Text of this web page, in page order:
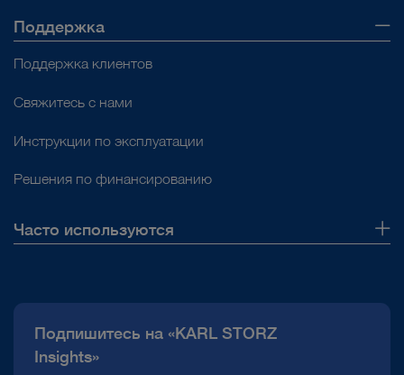
Поддержка
Поддержка клиентов
Свяжитесь с нами
Инструкции по эксплуатации
Решения по финансированию
Часто используются
Горячая линия по вопросам комплаенс
Подпишитесь на «KARL STORZ
Insights»